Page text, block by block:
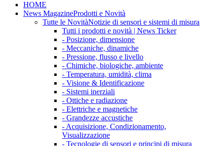
HOME
News MagazineProdotti e Novità
Tutte le NovitàNotizie di sensori e sistemi di misura
Tutti i prodotti e novità | News Ticker
- Posizione, dimensione
- Meccaniche, dinamiche
- Pressione, flusso e livello
- Chimiche, biologiche, ambiente
- Temperatura, umidità, clima
- Visione & Identificazione
- Sistemi inerziali
- Ottiche e radiazione
- Elettriche e magnetiche
- Grandezze accustiche
- Acquisizione, Condizionamento,
Visualizzazione
- Tecnologie di sensori e principi di misura